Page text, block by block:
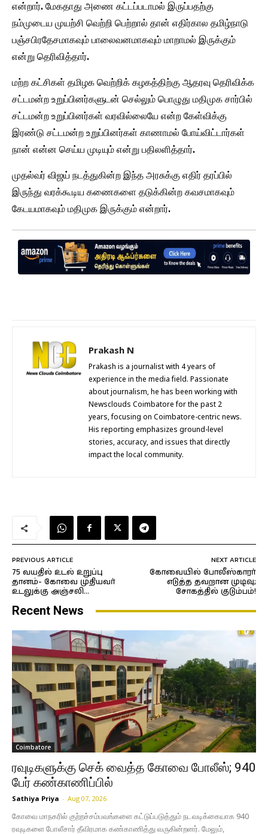
என்றார். மேகதாது அணை கட்டப்படாமல் இருப்பதற்கு
நம்முடைய முயற்சி வெற்றி பெற்றால் தான் எதிர்கால தமிழ்நாடு
பஞ்சபிரதேசமாகவும் பாலைவனமாகவும் மாறாமல் இருக்கும்
என்று தெரிவித்தார்.
மற்ற கட்சிகள் தமிழக வெற்றிக் கழகத்திற்கு ஆதரவு தெரிவிக்க
சட்டமன்ற உறுப்பினர்களுடன் செல்லும் பொழுது மதிமுக சார்பில்
சட்டமன்ற உறுப்பினர்கள் வரவில்லையே என்ற கேள்விக்கு
இரண்டு சட்டமன்ற உறுப்பினர்கள் காணாமல் போய்விட்டார்கள்
நான் என்ன செய்ய முடியும் என்று பதிலளித்தார்.
முதல்வர் விஜய் நடத்துகின்ற இந்த அரசுக்கு எதிர் தரப்பில்
இருந்து வரக்கூடிய கணைகளை தடுக்கின்ற கவசமாகவும்
கேடயமாகவும் மதிமுக இருக்கும் என்றார்.
Prakash N
Prakash is a journalist with 4 years of
experience in the media field. Passionate
about journalism, he has been working with
Newsclouds Coimbatore for the past 2
years, focusing on Coimbatore-centric news.
His reporting emphasizes ground-level
stories, accuracy, and issues that directly
impact the local community.
PREVIOUS ARTICLE
75 வயதில் உடல் உறுப்பு
தானம்- கோவை முதியவர்
உடலுக்கு அஞ்சலி…
NEXT ARTICLE
கோவையில் போலீஸ்காரர்
எடுத்த தவறான முடிவு;
சோகத்தில் குடும்பம்!
Recent News
Coimbatore
ரவுடிகளுக்கு செக் வைத்த கோவை போலீஸ்; 940
பேர் கண்காணிப்பில்
Sathiya Priya - Aug 07, 2026
கோவை மாநகரில் குற்றச்சம்பவங்களை கட்டுப்படுத்தும் நடவடிக்கையாக 940
ரவுடிகளை போலீசார் தீவிரமாக கண்காணித்து வருகின்றனர். மேலும்,